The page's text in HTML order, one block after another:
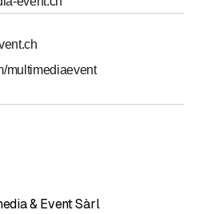
multimediaevent
& Event Sàrl